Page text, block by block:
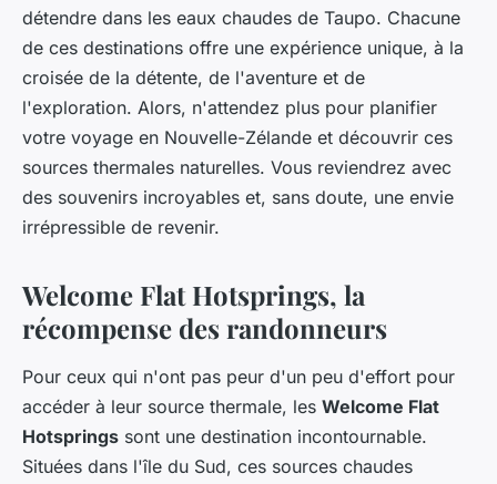
détendre dans les eaux chaudes de Taupo. Chacune
de ces destinations offre une expérience unique, à la
croisée de la détente, de l'aventure et de
l'exploration. Alors, n'attendez plus pour planifier
votre voyage en Nouvelle-Zélande et découvrir ces
sources thermales naturelles. Vous reviendrez avec
des souvenirs incroyables et, sans doute, une envie
irrépressible de revenir.
Welcome Flat Hotsprings, la
récompense des randonneurs
Pour ceux qui n'ont pas peur d'un peu d'effort pour
accéder à leur source thermale, les Welcome Flat
Hotsprings sont une destination incontournable.
Situées dans l'île du Sud, ces sources chaudes